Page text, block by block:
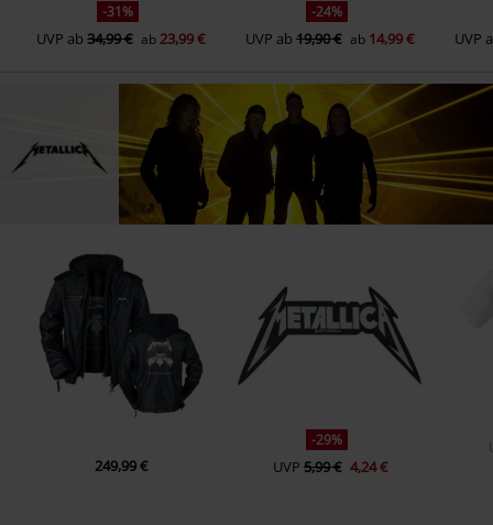
-31%
UVP ab34,99 € ab 23,99 €
-24%
UVP ab 19,90 € ab 14,99 € UVP
249,99 €
-29%
UVP 5,99 € 4,24 €